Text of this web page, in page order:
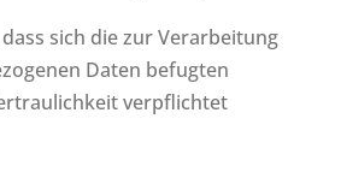
sich die zur Verarbeitung
Daten befugten
verpflichtet